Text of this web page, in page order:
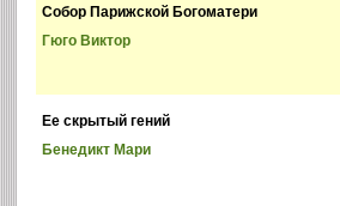
Собор Парижской Богоматери
Гюго Виктор
Ее скрытый гений
Бенедикт Мари